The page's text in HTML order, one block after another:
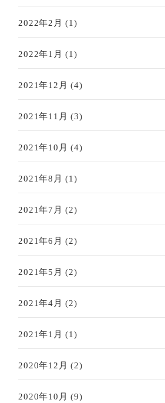
2022年2月 (1)
2022年1月 (1)
2021年12月 (4)
2021年11月 (3)
2021年10月 (4)
2021年8月 (1)
2021年7月 (2)
2021年6月 (2)
2021年5月 (2)
2021年4月 (2)
2021年1月 (1)
2020年12月 (2)
2020年10月 (9)